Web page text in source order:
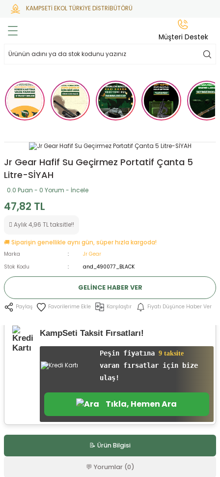
KAMPSETİ EKOL TÜRKİYE DİSTRİBÜTÖRÜ
Geri Dön
Mermisi
Geri Dön
Geri Dön
Geri Dön
Geri Dön
Jr Gear Hafif Su Geçirmez Portatif Çanta 5
Litre-SİYAH
0.0 Puan - 0 Yorum - İncele
47,82 TL
Aylık 4,96 TL taksitle!!
🚚 Siparişin genellikle aynı gün, süper hızla kargoda!
Marka
Jr Gear
Stok Kodu
and_490077_BLACK
GELINCE HABER VER
Paylaş Karşılaştır Fiyatı Düşünce Haber Ver
KampSeti Taksit Fırsatları!
Peşin fiyatına 9 taksite
varan fırsatlar için bize
ulaş!
Tıkla, Hemen Ara
📝 Ürün Bilgisi
💬 Yorumlar (0)